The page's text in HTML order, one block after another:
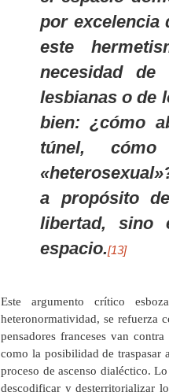
por excelencia
este
necesidad
lesbianas o de
bien: ¿cómo
túnel,
a propósito
libertad, sino
espacio.[13]
Este argumento crítico
heteronormatividad, se refuerza
pensadores franceses van
como la posibilidad de traspasar
proceso de ascenso dialéctico.
descodificar y desterritorializar